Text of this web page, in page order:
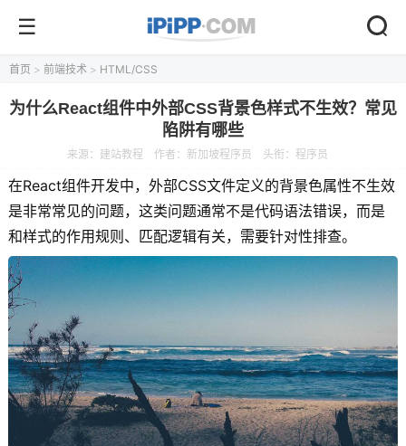
首页 > 前端技术 > HTML/CSS
为什么React组件中外部CSS背景色样式不生效？常见
陷阱有哪些
来源： 建站教程 作者：新加坡程序员 头衔：程序员
在React组件开发中，外部CSS文件定义的背景色属性不生效
是非常常见的问题，这类问题通常不是代码语法错误，而是
和样式的作用规则、匹配逻辑有关，需要针对性排查。